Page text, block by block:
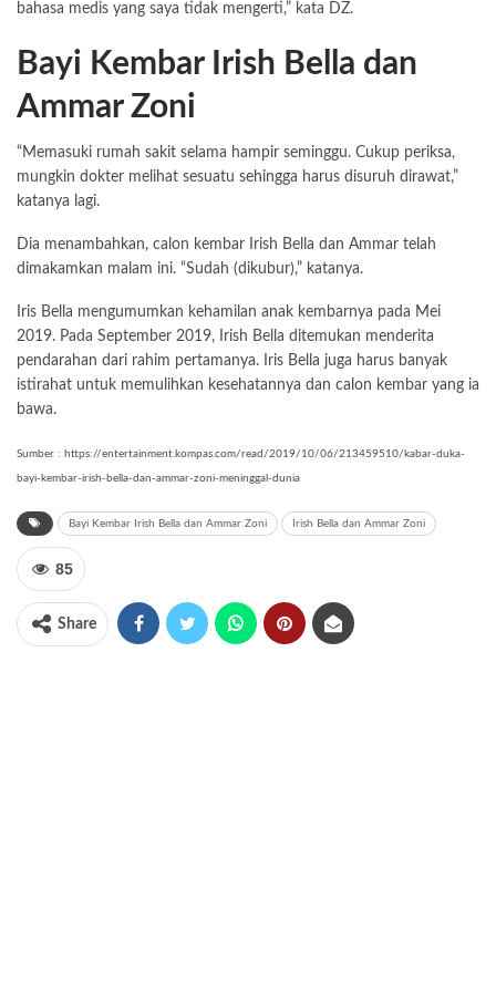
bahasa medis yang saya tidak mengerti,” kata DZ.
Bayi Kembar Irish Bella dan
Ammar Zoni
“Memasuki rumah sakit selama hampir seminggu. Cukup periksa,
mungkin dokter melihat sesuatu sehingga harus disuruh dirawat,”
katanya lagi.
Dia menambahkan, calon kembar Irish Bella dan Ammar telah
dimakamkan malam ini. “Sudah (dikubur),” katanya.
Iris Bella mengumumkan kehamilan anak kembarnya pada Mei
2019. Pada September 2019, Irish Bella ditemukan menderita
pendarahan dari rahim pertamanya. Iris Bella juga harus banyak
istirahat untuk memulihkan kesehatannya dan calon kembar yang ia
bawa.
Sumber : https://entertainment.kompas.com/read/2019/10/06/213459510/kabar-duka-
bayi-kembar-irish-bella-dan-ammar-zoni-meninggal-dunia
Bayi Kembar Irish Bella dan Ammar Zoni Irish Bella dan Ammar Zoni
85
Share